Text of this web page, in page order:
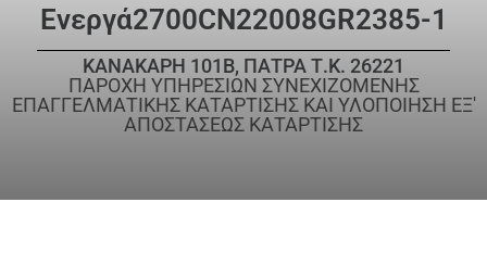
Ενεργά2700CN22008GR2385-1
ΚΑΝΑΚΑΡΗ 101Β, ΠΑΤΡΑ Τ.Κ. 26221
ΠΑΡΟΧΗ ΥΠΗΡΕΣΙΩΝ ΣΥΝΕΧΙΖΟΜΕΝΗΣ
ΕΠΑΓΓΕΛΜΑΤΙΚΗΣ ΚΑΤΑΡΤΙΣΗΣ ΚΑΙ ΥΛΟΠΟΙΗΣΗ ΕΞ'
ΑΠΟΣΤΑΣΕΩΣ ΚΑΤΑΡΤΙΣΗΣ